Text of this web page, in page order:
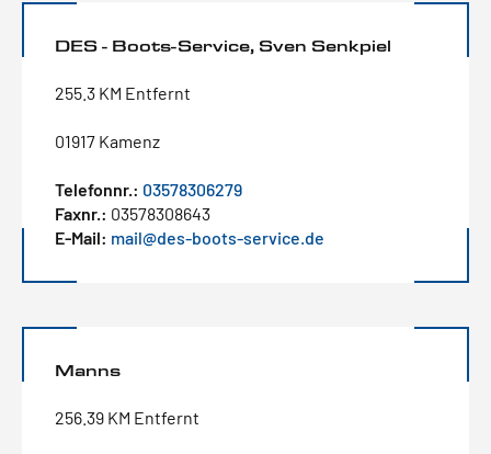
DES - Boots-Service, Sven Senkpiel
255.3 KM Entfernt
01917 Kamenz
Telefonnr.: 03578306279
Faxnr.: 03578308643
E-Mail: mail@des-boots-service.de
Manns
256.39 KM Entfernt